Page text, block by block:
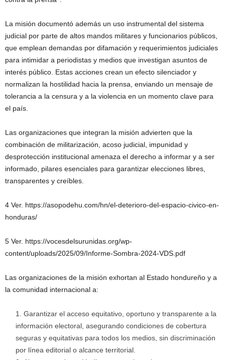
La misión documentó además un uso instrumental del sistema
judicial por parte de altos mandos militares y funcionarios públicos,
que emplean demandas por difamación y requerimientos judiciales
para intimidar a periodistas y medios que investigan asuntos de
interés público. Estas acciones crean un efecto silenciador y
normalizan la hostilidad hacia la prensa, enviando un mensaje de
tolerancia a la censura y a la violencia en un momento clave para
el país.
Las organizaciones que integran la misión advierten que la
combinación de militarización, acoso judicial, impunidad y
desprotección institucional amenaza el derecho a informar y a ser
informado, pilares esenciales para garantizar elecciones libres,
transparentes y creíbles.
4 Ver. https://asopodehu.com/hn/el-deterioro-del-espacio-civico-en-
honduras/
5 Ver. https://vocesdelsurunidas.org/wp-
content/uploads/2025/09/Informe-Sombra-2024-VDS.pdf
Las organizaciones de la misión exhortan al Estado hondureño y a
la comunidad internacional a:
Garantizar el acceso equitativo, oportuno y transparente a la
información electoral, asegurando condiciones de cobertura
seguras y equitativas para todos los medios, sin discriminación
por línea editorial o alcance territorial.